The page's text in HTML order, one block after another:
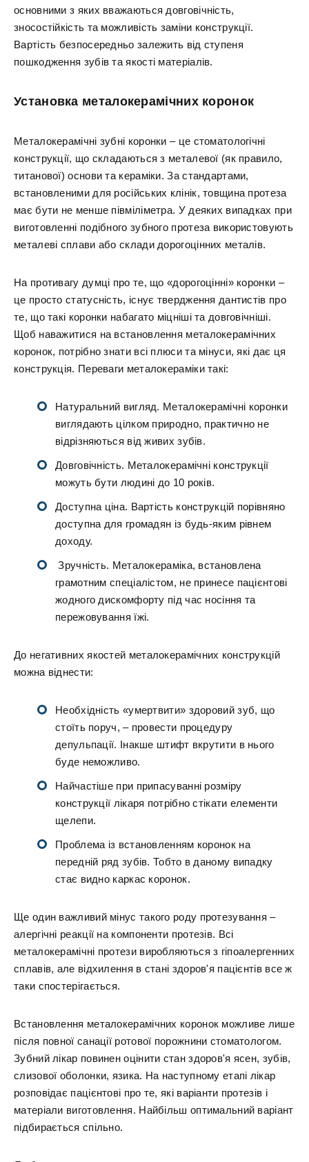
основними з яких вважаються довговічність,
зносостійкість та можливість заміни конструкції.
Вартість безпосередньо залежить від ступеня
пошкодження зубів та якості матеріалів.
Установка металокерамічних коронок
Металокерамічні зубні коронки – це стоматологічні
конструкції, що складаються з металевої (як правило,
титанової) основи та кераміки. За стандартами,
встановленими для російських клінік, товщина протеза
має бути не менше півміліметра. У деяких випадках при
виготовленні подібного зубного протеза використовують
металеві сплави або склади дорогоцінних металів.
На противагу думці про те, що «дорогоцінні» коронки –
це просто статусність, існує твердження дантистів про
те, що такі коронки набагато міцніші та довговічніші.
Щоб наважитися на встановлення металокерамічних
коронок, потрібно знати всі плюси та мінуси, які дає ця
конструкція. Переваги металокераміки такі:
Натуральний вигляд. Металокерамічні коронки
виглядають цілком природно, практично не
відрізняються від живих зубів.
Довговічність. Металокерамічні конструкції
можуть бути людині до 10 років.
Доступна ціна. Вартість конструкцій порівняно
доступна для громадян із будь-яким рівнем
доходу.
Зручність. Металокераміка, встановлена
грамотним спеціалістом, не принесе пацієнтові
жодного дискомфорту під час носіння та
пережовування їжі.
До негативних якостей металокерамічних конструкцій
можна віднести:
Необхідність «умертвити» здоровий зуб, що
стоїть поруч, – провести процедуру
депульпації. Інакше штифт вкрутити в нього
буде неможливо.
Найчастіше при припасуванні розміру
конструкції лікаря потрібно стікати елементи
щелепи.
Проблема із встановленням коронок на
передній ряд зубів. Тобто в даному випадку
стає видно каркас коронок.
Ще один важливий мінус такого роду протезування –
алергічні реакції на компоненти протезів. Всі
металокерамічні протези виробляються з гіпоалергенних
сплавів, але відхилення в стані здоров'я пацієнтів все ж
таки спостерігається.
Встановлення металокерамічних коронок можливе лише
після повної санації ротової порожнини стоматологом.
Зубний лікар повинен оцінити стан здоров'я ясен, зубів,
слизової оболонки, язика. На наступному етапі лікар
розповідає пацієнтові про те, які варіанти протезів і
матеріали виготовлення. Найбільш оптимальний варіант
підбирається спільно.